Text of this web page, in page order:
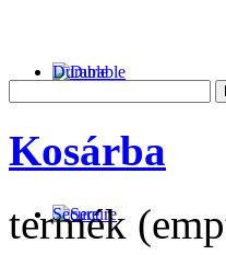
Durable
Secure
Kosárba
termék